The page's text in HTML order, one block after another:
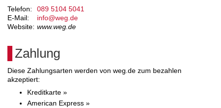
Telefon:
089 5104 5041
E-Mail:
info@weg.de
Website: www.weg.de
Zahlung
Diese Zahlungsarten werden von weg.de zum bezahlen
akzeptiert:
Kreditkarte »
American Express »